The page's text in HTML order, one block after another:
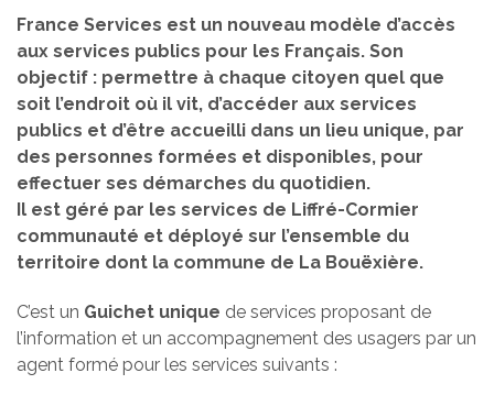
France Services est un nouveau modèle d’accès
aux services publics pour les Français. Son
objectif : permettre à chaque citoyen quel que
soit l’endroit où il vit, d’accéder aux services
publics et d’être accueilli dans un lieu unique, par
des personnes formées et disponibles, pour
effectuer ses démarches du quotidien.
Il est géré par les services de Liffré-Cormier
communauté et déployé sur l’ensemble du
territoire dont la commune de La Bouëxière.
C’est un Guichet unique de services proposant de
l’information et un accompagnement des usagers par un
agent formé pour les services suivants :